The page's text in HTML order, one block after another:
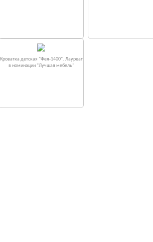
Кроватка детская "Фея-1400". Лауреат
в номинации "Лучшая мебель"